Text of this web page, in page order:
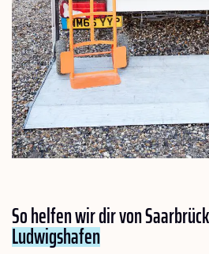
So helfen wir dir von
Ludwigshafen